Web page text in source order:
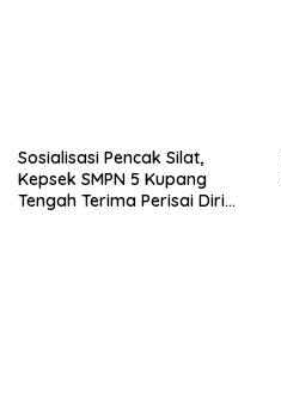
Sosialisasi Pencak Silat,
Kepsek SMPN 5 Kupang
Tengah Terima Perisai Diri